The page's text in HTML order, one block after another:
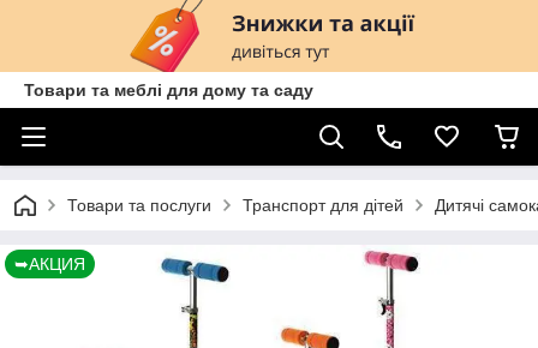
Товари та меблі для дому та саду
Товари та послуги Транспорт для дітей Дитячі
➥АКЦИЯ